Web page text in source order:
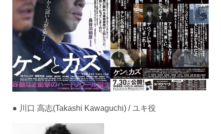
● 川口 高志(Takashi Kawaguchi) / ユキ役